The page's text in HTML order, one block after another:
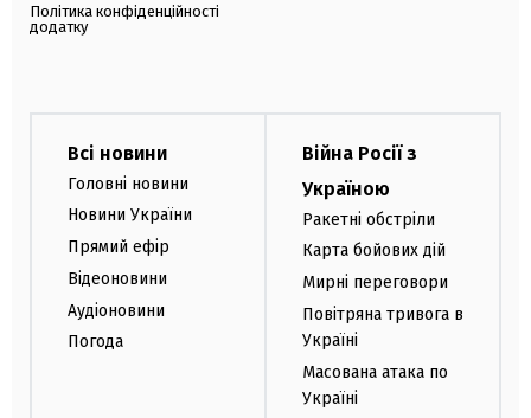
Політика конфіденційності
додатку
Всі новини
Головні новини
Новини України
Прямий ефір
Відеоновини
Аудіоновини
Погода
Війна Росії з
Україною
Ракетні обстріли
Карта бойових дій
Мирні переговори
Повітряна тривога в
Україні
Масована атака по
Україні